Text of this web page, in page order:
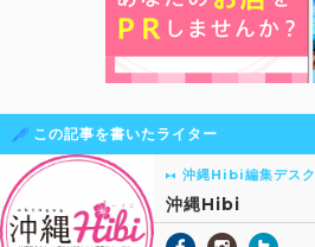
この記事を書いたライター
沖縄Hibi編集デスク
沖縄Hibi